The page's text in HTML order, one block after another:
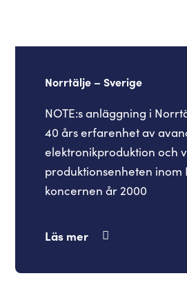
Norrtälje – Sverige
NOTE:s anläggning i
40 års erfarenhet av
elektronikproduktion och
produktionsenheten inom
koncernen år 2000
Läs mer